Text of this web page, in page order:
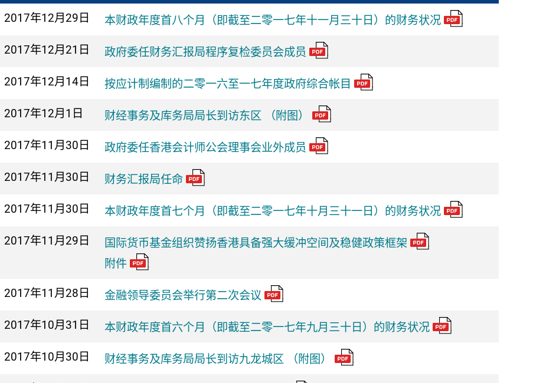
2017年12月29日 本财政年度首八个月（即截至二零一七年十一月三十日）的财务状况
2017年12月21日 政府委任财务汇报局程序复检委员会成员
2017年12月14日 按应计制编制的二零一六至一七年度政府综合帐目
2017年12月1日 财经事务及库务局局长到访东区 （附图）
2017年11月30日 政府委任香港会计师公会理事会业外成员
2017年11月30日 财务汇报局任命
2017年11月30日 本财政年度首七个月（即截至二零一七年十月三十一日）的财务状况
2017年11月29日
国际货币基金组织赞扬香港具备强大缓冲空间及稳健政策框架
附件
2017年11月28日 金融领导委员会举行第二次会议
2017年10月31日 本财政年度首六个月（即截至二零一七年九月三十日）的财务状况
2017年10月30日 财经事务及库务局局长到访九龙城区 （附图）